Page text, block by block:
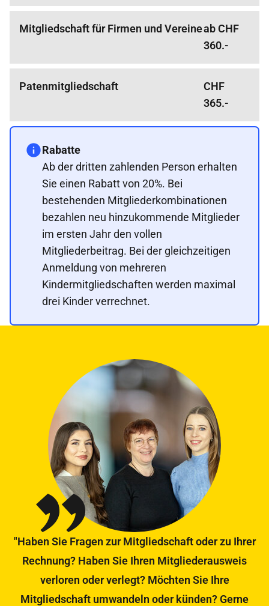
Mitgliedschaft für Firmen und Vereineab CHF
360.-
Patenmitgliedschaft
CHF
365.-
Rabatte
Ab der dritten zahlenden Person erhalten
Sie einen Rabatt von 20%. Bei
bestehenden Mitgliederkombinationen
bezahlen neu hinzukommende Mitglieder
im ersten Jahr den vollen
Mitgliederbeitrag. Bei der gleichzeitigen
Anmeldung von mehreren
Kindermitgliedschaften werden maximal
drei Kinder verrechnet.
"Haben Sie Fragen zur Mitgliedschaft oder zu Ihrer
Rechnung? Haben Sie Ihren Mitgliederausweis
verloren oder verlegt? Möchten Sie Ihre
Mitgliedschaft umwandeln oder künden? Gerne